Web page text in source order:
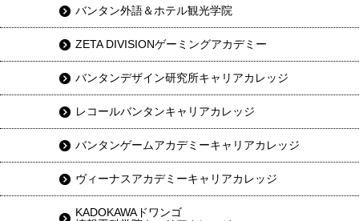
バンタン外語＆ホテル観光学院
ZETA DIVISIONゲーミングアカデミー
バンタンデザイン研究所キャリアカレッジ
レコールバンタンキャリアカレッジ
バンタンゲームアカデミーキャリアカレッジ
ヴィーナスアカデミーキャリアカレッジ
KADOKAWAドワンゴ